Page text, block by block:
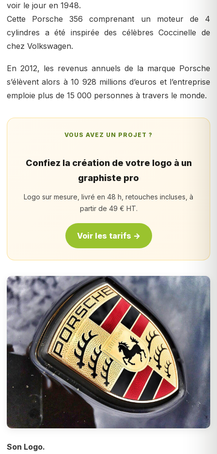
voir le jour en 1948.
Cette Porsche 356 comprenant un moteur de 4
cylindres a été inspirée des célèbres Coccinelle de
chez Volkswagen.
En 2012, les revenus annuels de la marque Porsche
s’élèvent alors à 10 928 millions d’euros et l’entreprise
emploie plus de 15 000 personnes à travers le monde.
VOUS AVEZ UN PROJET ?
Confiez la création de votre logo à un
graphiste pro
Logo sur mesure, livré en 48 h, retouches incluses, à
partir de 49 € HT.
Voir les tarifs →
Son Logo.